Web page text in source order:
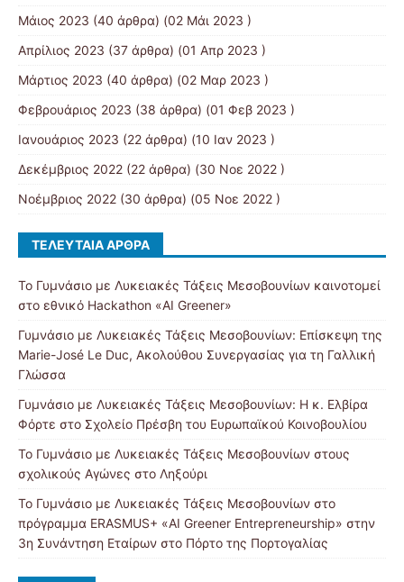
Μάιος 2023 (40 άρθρα) (02 Μάι 2023 )
Απρίλιος 2023 (37 άρθρα) (01 Απρ 2023 )
Μάρτιος 2023 (40 άρθρα) (02 Μαρ 2023 )
Φεβρουάριος 2023 (38 άρθρα) (01 Φεβ 2023 )
Ιανουάριος 2023 (22 άρθρα) (10 Ιαν 2023 )
Δεκέμβριος 2022 (22 άρθρα) (30 Νοε 2022 )
Νοέμβριος 2022 (30 άρθρα) (05 Νοε 2022 )
ΤΕΛΕΥΤΑΊΑ ΆΡΘΡΑ
Το Γυμνάσιο με Λυκειακές Τάξεις Μεσοβουνίων καινοτομεί
στο εθνικό Hackathon «AI Greener»
Γυμνάσιο με Λυκειακές Τάξεις Μεσοβουνίων: Επίσκεψη της
Marie-José Le Duc, Ακολούθου Συνεργασίας για τη Γαλλική
Γλώσσα
Γυμνάσιο με Λυκειακές Τάξεις Μεσοβουνίων: Η κ. Ελβίρα
Φόρτε στο Σχολείο Πρέσβη του Ευρωπαϊκού Κοινοβουλίου
Το Γυμνάσιο με Λυκειακές Τάξεις Μεσοβουνίων στους
σχολικούς Αγώνες στο Ληξούρι
Το Γυμνάσιο με Λυκειακές Τάξεις Μεσοβουνίων στο
πρόγραμμα ERASMUS+ «AI Greener Entrepreneurship» στην
3η Συνάντηση Εταίρων στο Πόρτο της Πορτογαλίας